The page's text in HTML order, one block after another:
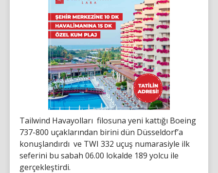
Tailwind Havayolları filosuna yeni kattığı Boeing
737-800 uçaklarından birini dün Düsseldorf’a
konuşlandırdı ve TWI 332 uçuş numarasiyle ilk
seferini bu sabah 06.00 lokalde 189 yolcu ile
gerçekleştirdi.